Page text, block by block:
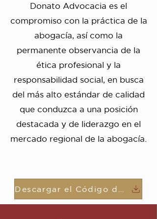
Donato Advocacia es el
compromiso con la práctica de la
abogacía, así como la
permanente observancia de la
ética profesional y la
responsabilidad social, en busca
del más alto estándar de calidad
que conduzca a una posición
destacada y de liderazgo en el
mercado regional de la abogacía.